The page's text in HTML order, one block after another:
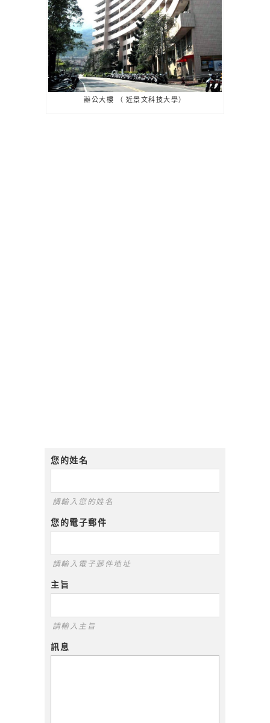
辦公大樓 （ 近景文科技大學）
您的姓名
請輸入您的姓名
您的電子郵件
請輸入電子郵件地址
主旨
請輸入主旨
訊息